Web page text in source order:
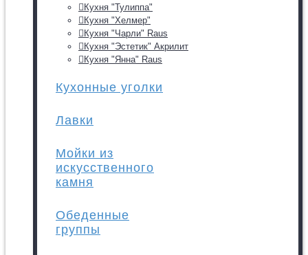
Кухня "Тулиппа"
Кухня "Хелмер"
Кухня "Чарли" Raus
Кухня "Эстетик" Акрилит
Кухня "Янна" Raus
Кухонные уголки
Лавки
Мойки из
искусственного
камня
Обеденные
группы